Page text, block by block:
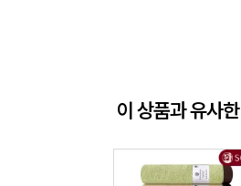
이 상품과 유사한